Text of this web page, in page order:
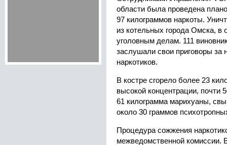
области была проведена
97 килограммов наркоты.
из котельных города Омска, в
уголовным делам. 111
заслушали свои приговоры за
наркотиков.
В костре сгорело более 23
высокой концентрации, почти
61 килограмма марихуаны,
около 30 граммов
Процедура сожжения
межведомственной комиссии.